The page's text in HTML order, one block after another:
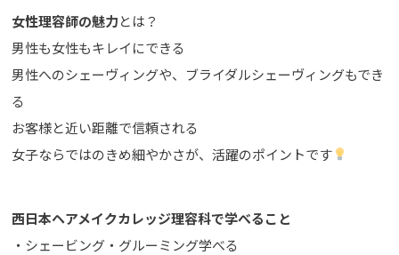
女性理容師の魅力とは？
男性も女性もキレイにできる
男性へのシェーヴィングや、ブライダルシェーヴィングもでき
る
お客様と近い距離で信頼される
女子ならではのきめ細やかさが、活躍のポイントです
西日本ヘアメイクカレッジ理容科で学べること
・シェービング・グルーミング学べる